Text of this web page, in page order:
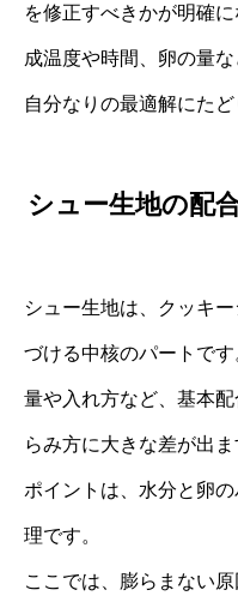
を修正すべきかが明確
成温度や時間、卵の量
自分なりの最適解にた
シュー生地の配
シュー生地は、クッキ
づける中核のパートで
量や入れ方など、基本
らみ方に大きな差が出
ポイントは、水分と卵
理です。
ここでは、膨らまない